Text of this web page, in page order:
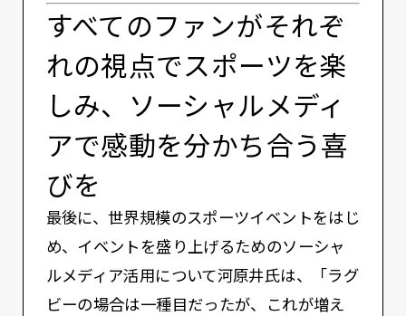
すべてのファンがそれぞ
れの視点でスポーツを楽
しみ、ソーシャルメディ
アで感動を分かち合う喜
びを
最後に、世界規模のスポーツイベントをはじ
め、イベントを盛り上げるためのソーシャ
ルメディア活用について河原井氏は、「ラグ
ビーの場合は一種目だったが、これが増え